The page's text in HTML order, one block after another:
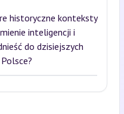
historyczne konteksty
inteligencji i
do dzisiejszych